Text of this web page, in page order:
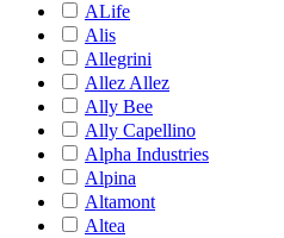
ALife
Alis
Allegrini
Allez Allez
Ally Bee
Ally Capellino
Alpha Industries
Alpina
Altamont
Altea